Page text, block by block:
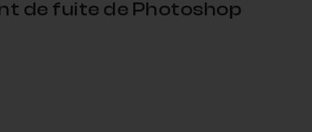
de fuite de Photoshop